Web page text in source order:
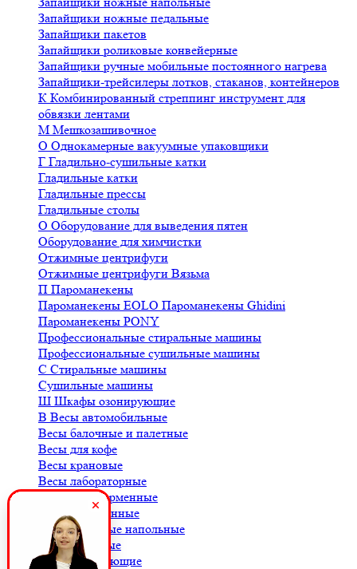
Запайщики ножные педальные
Запайщики пакетов
Запайщики роликовые конвейерные
Запайщики ручные мобильные постоянного нагрева
Запайщики-трейсилеры лотков, стаканов, контейнеров
К Комбинированный стреппинг инструмент для
обвязки лентами
М Мешкозашивочное
О Однокамерные вакуумные упаковщики
Г Гладильно-сушильные катки
Гладильные катки
Гладильные прессы
Гладильные столы
О Оборудование для выведения пятен
Оборудование для химчистки
Отжимные центрифуги
Отжимные центрифуги Вязьма
П Пароманекены
Пароманекены EOLO Пароманекены Ghidini
Пароманекены PONY
Профессиональные стиральные машины
Профессиональные сушильные машины
С Стиральные машины
Сушильные машины
Ш Шкафы озонирующие
В Весы автомобильные
Весы балочные и палетные
Весы для кофе
Весы крановые
Весы лабораторные
Весы платформенные
Весы порционные
Весы товарные напольные
Весы торговые
К Комплектующие